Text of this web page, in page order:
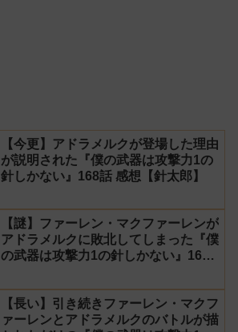
【今更】アドラメルクが登場した理由
が説明された『僕の武器は攻撃力1の
針しかない』168話 感想【針太郎】
【謎】ファーレン・マクファーレンが
アドラメルクに敗北してしまった『僕
の武器は攻撃力1の針しかない』167
【長い】引き続きファーレン・マクフ
ァーレンとアドラメルクのバトルが描